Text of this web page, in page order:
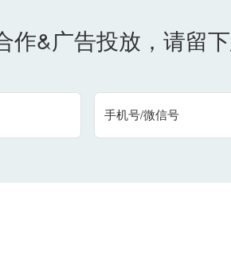
作&广告投放，请留
手机号/微信号